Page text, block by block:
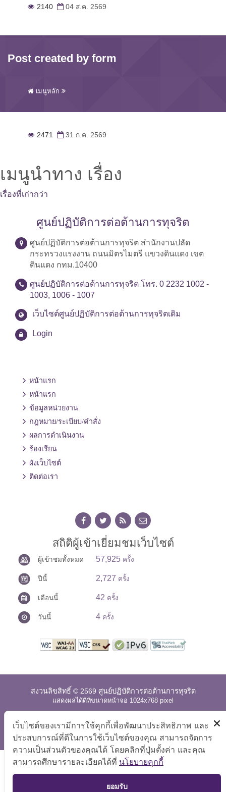
2140 04 ส.ค. 2569
Post created by form
เมนูหลัก
2471 31 ก.ค. 2569
เมนูนำทาง เรื่อง
เรื่องที่เก่ากว่า
ศูนย์ปฏิบัติการต่อต้านการทุจริต
ศูนย์ปฏิบัติการต่อต้านการทุจริต สำนักงานปลัด
กระทรวงแรงงาน ถนนมิตรไมตรี แขวงดินแดง เขต
ดินแดง กทม.10400
ศูนย์ปฏิบัติการต่อต้านการทุจริต โทร. 0 2232 1002 -
1003, 1006 - 1007
เว็บไซต์ศูนย์ปฏิบัติการต่อต้านการทุจริตเดิม
Login
หน้าแรก
หน้าแรก
ข้อมูลหน่วยงาน
กฎหมาย/ระเบียบ/คำสั่ง
ผลการดำเนินงาน
ร้องเรียน
ผังเว็บไซต์
ติดต่อเรา
สถิติผู้เข้าเยี่ยมชมเว็บไซต์
ผู้เข้าชมทั้งหมด 57,925 ครั้ง
ปีนี้ 2,727 ครั้ง
เดือนนี้ 42 ครั้ง
วันนี้ 4 ครั้ง
สงวนลิขสิทธิ์ © 2569 ศูนย์ปฏิบัติการต่อต้านการทุจริต
แสดงผลได้ดีที่ขนาดหน้าจอ 1024x768 pixel
แผนผังเว็บไซต์ คำถามที่พบบ่อย นโยบายเว็บไซต์
|
การปฏิเสธความรับผิด
TOP
เว็บไซต์ของเรามีการใช้คุกกี้เพื่อพัฒนาประสิทธิภาพ และ
ประสบการณ์ที่ดีในการใช้เว็บไซต์ของคุณ สามารถจัดการ
ความเป็นส่วนตัวของคุณได้ โดยคลิกที่ปุ่มตั้งค่า และคุณ
สามารถศึกษารายละเอียดได้ที่ นโยบายคุกกี้
ยอมรับ